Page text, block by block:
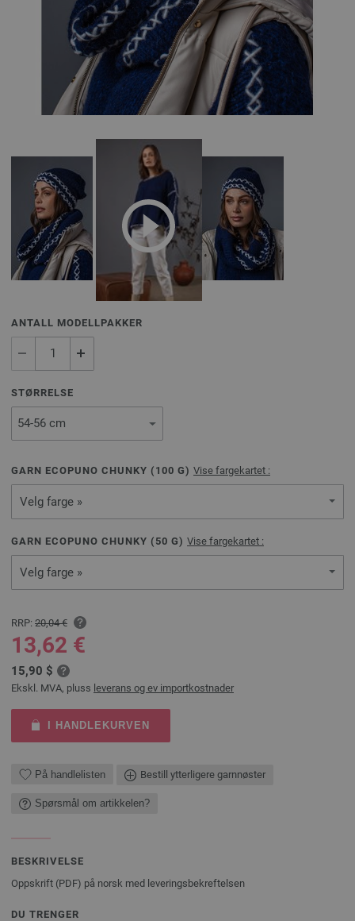
ANTALL MODELLPAKKER
STØRRELSE
GARN ECOPUNO CHUNKY ( 100 G) Vise fargekartet :
Velg farge »
GARN ECOPUNO CHUNKY ( 50 G) Vise fargekartet :
Velg farge »
RRP: 20,04 €
13,62 €
15,90 $
Ekskl. MVA, pluss leverans og ev importkostnader
I HANDLEKURVEN
På handlelisten Bestill ytterligere garnnøster
Spørsmål om artikkelen?
BESKRIVELSE
Oppskrift (PDF) på norsk med leveringsbekreftelsen
DU TRENGER